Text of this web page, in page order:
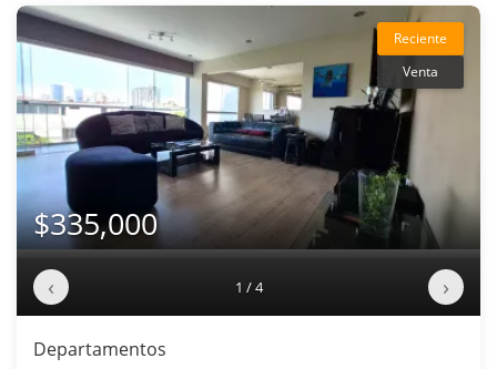
Reciente
Venta
$335,000
‹ 1 / 4 ›
Departamentos